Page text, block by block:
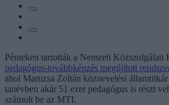
Pénteken tartották a Nemzeti Közszolgálati
pedagógus-továbbképzés megújított
ahol Maruzsa Zoltán köznevelési
tanévben akár 51 ezer pedagógus is részt
számolt be az MTI.